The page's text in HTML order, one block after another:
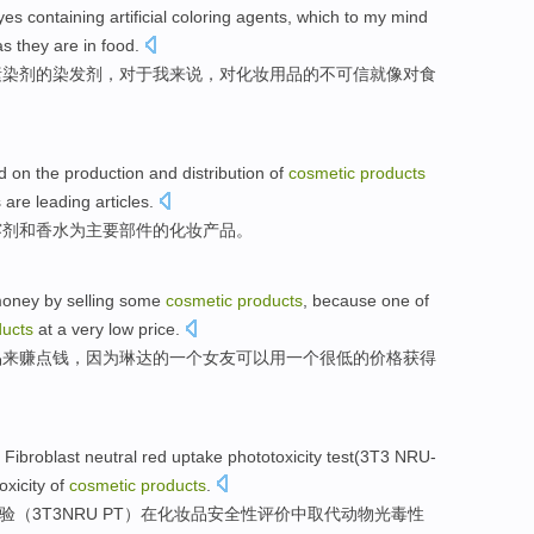
containing artificial coloring agents , which to my mind
they are in food
剂 的染发剂 ， 对于我来说，对化妆用品的不可信就像对食
on the production and distribution of cosmetic products
are leading articles.
和香水为主要部件的化妆产品。
by selling some cosmetic products because one of
at a very low price
来赚点钱 ， 因为琳达的一个女友可以 用一个很低的价格获得
Fibroblast neutral red uptake phototoxicity test(3T3 NRU-
of cosmetic products
（3T3NRU PT）在化妆品安全性评价中取代动物光毒性